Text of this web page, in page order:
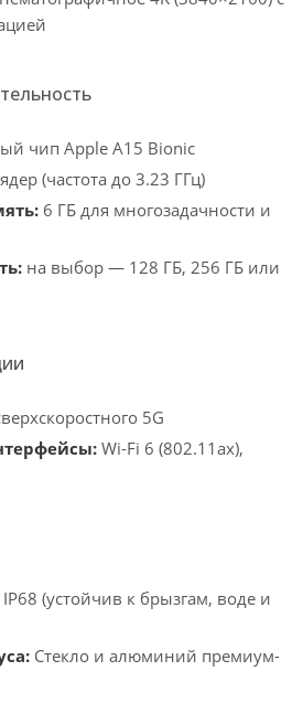
чип Apple A15 Bionic
(частота до 3.23 ГГц)
6 ГБ для многозадачности и
на выбор — 128 ГБ, 256 ГБ или
5G
Wi-Fi 6 (802.11ax),
IP68 (устойчив к брызгам, воде и
Стекло и алюминий премиум-